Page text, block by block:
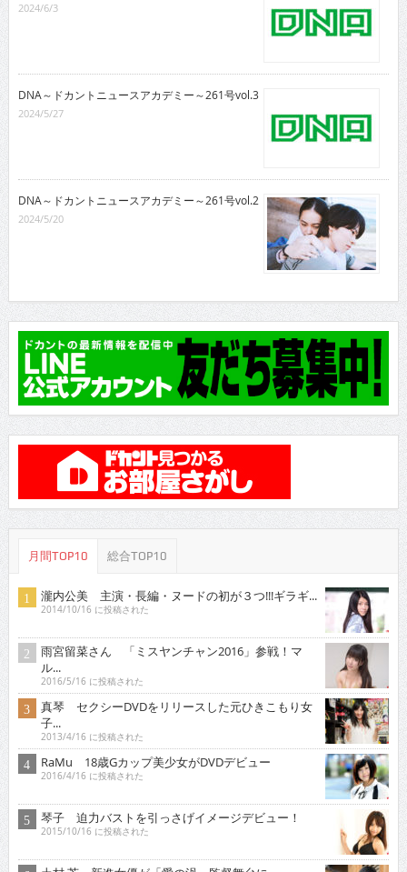
2024/6/3
DNA～ドカントニュースアカデミー～261号vol.3
2024/5/27
DNA～ドカントニュースアカデミー～261号vol.2
2024/5/20
月間TOP10 総合TOP10
瀧内公美 主演・長編・ヌードの初が３つ!!!ギラギ...
2014/10/16 に投稿された
雨宮留菜さん 「ミスヤンチャン2016」参戦！マ
ル...
2016/5/16 に投稿された
真琴 セクシーDVDをリリースした元ひきこもり女
子...
2013/4/16 に投稿された
RaMu 18歳Gカップ美少女がDVDデビュー
2016/4/16 に投稿された
琴子 迫力バストを引っさげイメージデビュー！
2015/10/16 に投稿された